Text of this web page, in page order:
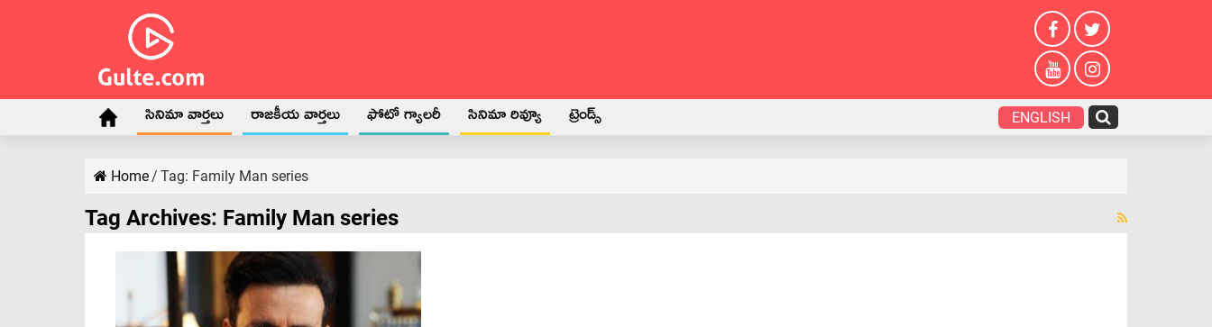
సినిమా వార్తలు రాజకీయ వార్తలు ఫోటో గ్యాలరీ సినిమా రివ్యూ ట్రెండ్స్ ENGLISH
Home/ Tag: Family Man series
Tag Archives: Family Man series